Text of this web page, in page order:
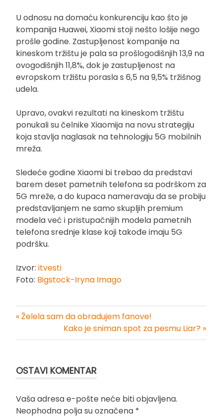
U odnosu na domaću konkurenciju kao što je
kompanija Huawei, Xiaomi stoji nešto lošije nego
prošle godine. Zastupljenost kompanije na
kineskom tržištu je pala sa prošlogodišnjih 13,9 na
ovogodišnjih 11,8%, dok je zastupljenost na
evropskom tržištu porasla s 6,5 na 9,5% tržišnog
udela.
Upravo, ovakvi rezultati na kineskom tržištu
ponukali su čelnike Xiaomija na novu strategiju
koja stavlja naglasak na tehnologiju 5G mobilnih
mreža.
Sledeće godine Xiaomi bi trebao da predstavi
barem deset pametnih telefona sa podrškom za
5G mreže, a do kupaca nameravaju da se probiju
predstavljanjem ne samo skupljih premium
modela već i pristupačnijih modela pametnih
telefona srednje klase koji takođe imaju 5G
podršku.
Izvor: itvesti
Foto: Bigstock-Iryna Imago
Kretanje
« Želela sam da obradujem fanove!
Kako je sniman spot za pesmu Liar? »
OSTAVI KOMENTAR
Vaša adresa e-pošte neće biti objavljena.
Neophodna polja su označena *